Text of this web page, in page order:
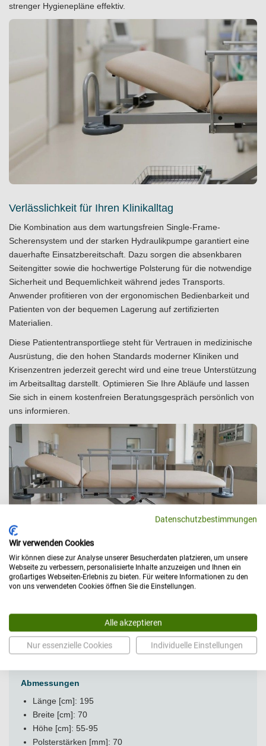
strenger Hygienepläne effektiv.
Verlässlichkeit für Ihren Klinikalltag
Die Kombination aus dem wartungsfreien Single-Frame-
Scherensystem und der starken Hydraulikpumpe garantiert eine
dauerhafte Einsatzbereitschaft. Dazu sorgen die absenkbaren
Seitengitter sowie die hochwertige Polsterung für die notwendige
Sicherheit und Bequemlichkeit während jedes Transports.
Anwender profitieren von der ergonomischen Bedienbarkeit und
Patienten von der bequemen Lagerung auf zertifizierten
Materialien.
Diese Patiententransportliege steht für Vertrauen in medizinische
Ausrüstung, die den hohen Standards moderner Kliniken und
Krisenzentren jederzeit gerecht wird und eine treue Unterstützung
im Arbeitsalltag darstellt. Optimieren Sie Ihre Abläufe und lassen
Sie sich in einem kostenfreien Beratungsgespräch persönlich von
uns informieren.
Technische Daten
Abmessungen
Länge [cm]: 195
Breite [cm]: 70
Höhe [cm]: 55-95
Polsterstärken [mm]: 70
Datenschutzbestimmungen
Wir verwenden Cookies
Wir können diese zur Analyse unserer Besucherdaten platzieren, um unsere
Webseite zu verbessern, personalisierte Inhalte anzuzeigen und Ihnen ein
großartiges Webseiten-Erlebnis zu bieten. Für weitere Informationen zu den
von uns verwendeten Cookies öffnen Sie die Einstellungen.
Alle akzeptieren
Nur essenzielle Cookies Individuelle Einstellungen